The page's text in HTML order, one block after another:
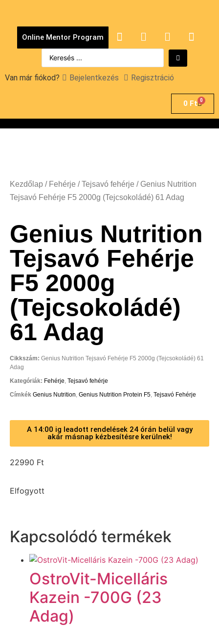
Online Mentor Program
Van már fiókod? Bejelentkezés Regisztráció
0 Ft 0
Kezdőlap / Fehérje /Tejsavó fehérje / Genius Nutrition
Tejsavó Fehérje F5 2000g (Tejcsokoládé) 61 Adag
Genius Nutrition
Tejsavó Fehérje
F5 2000g
(Tejcsokoládé)
61 Adag
Cikkszám: Genius Nutrition Tejsavó Fehérje F5 2000g (Tejcsokoládé) 61
Adag
Kategóriák: Fehérje, Tejsavó fehérje
Címkék Genius Nutrition, Genius Nutrition Protein F5, Tejsavó Fehérje
A 14:00 ig leadott rendelések 24 órán belül vagy
akár másnap kézbesítésre kerülnek!
22990 Ft
Elfogyott
Kapcsolódó termékek
OstroVit-Micelláris
Kazein -700G (23
Adag)